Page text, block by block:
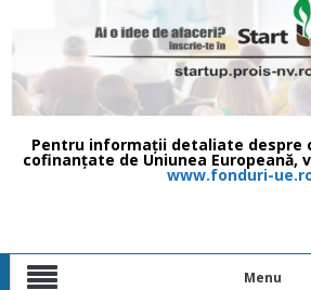
Pentru informații detaliate despre
cofinanțate de Uniunea Europeană,
www.fonduri-
Menu